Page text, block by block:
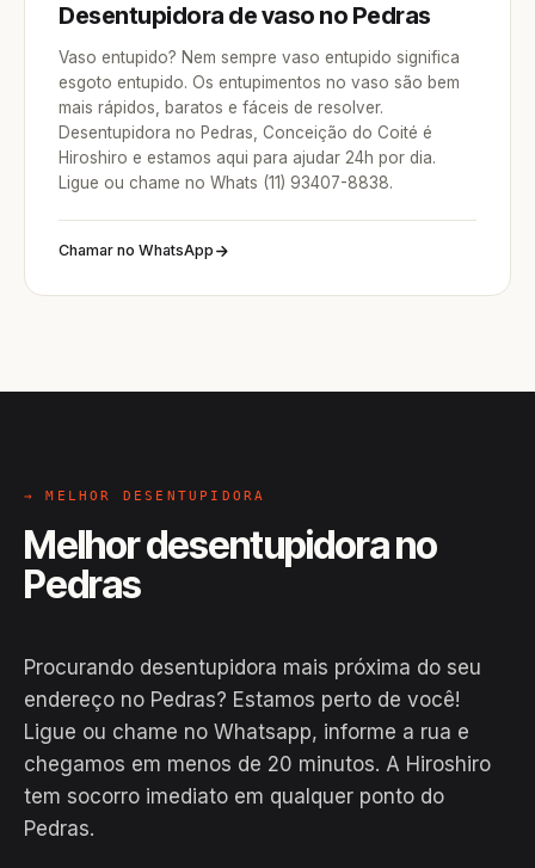
Desentupidora de vaso no Pedras
Vaso entupido? Nem sempre vaso entupido significa
esgoto entupido. Os entupimentos no vaso são bem
mais rápidos, baratos e fáceis de resolver.
Desentupidora no Pedras, Conceição do Coité é
Hiroshiro e estamos aqui para ajudar 24h por dia.
Ligue ou chame no Whats (11) 93407-8838.
Chamar no WhatsApp
→ MELHOR DESENTUPIDORA
Melhor desentupidora no
Pedras
Procurando desentupidora mais próxima do seu
endereço no Pedras? Estamos perto de você!
Ligue ou chame no Whatsapp, informe a rua e
chegamos em menos de 20 minutos. A Hiroshiro
tem socorro imediato em qualquer ponto do
Pedras.
Hiroshiro · Pedras, Conceição do